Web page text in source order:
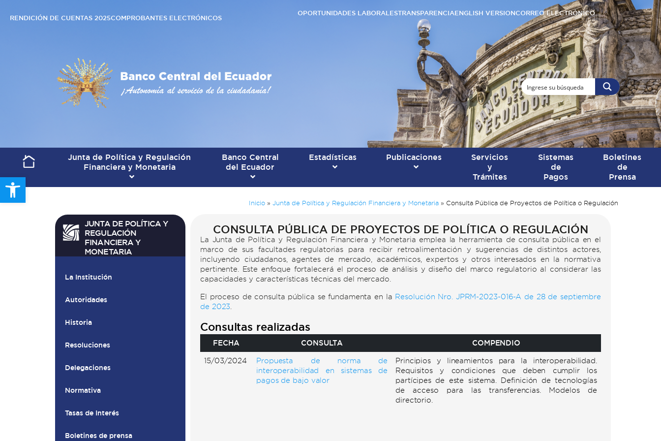
Open toolbar
RENDICIÓN DE CUENTAS 2025COMPROBANTES ELECTRÓNICOS
OPORTUNIDADES LABORALESTRANSPARENCIAENGLISH VERSIONCORREO ELECTRÓNICO
Junta de Política y Regulación
Financiera y Monetaria
Banco Central
del Ecuador
Estadísticas Publicaciones
Servicios
y
Trámites
Sistemas
de
Pagos
Boletines
de
Prensa
Inicio » Junta de Política y Regulación Financiera y Monetaria » Consulta Pública de Proyectos de Política o Regulación
JUNTA DE POLÍTICA Y
REGULACIÓN
FINANCIERA Y
MONETARIA
La Institución
Autoridades
Historia
Resoluciones
Delegaciones
Normativa
Tasas de Interés
Boletines de prensa
CONSULTA PÚBLICA DE PROYECTOS DE POLÍTICA O REGULACIÓN
La Junta de Política y Regulación Financiera y Monetaria emplea la herramienta de consulta pública en el
marco de sus facultades regulatorias para recibir retroalimentación y sugerencias de distintos actores,
incluyendo ciudadanos, agentes de mercado, académicos, expertos y otros interesados en la normativa
pertinente. Este enfoque fortalecerá el proceso de análisis y diseño del marco regulatorio al considerar las
capacidades y características técnicas del mercado.
El proceso de consulta pública se fundamenta en la Resolución Nro. JPRM-2023-016-A de 28 de septiembre
de 2023.
Consultas realizadas
FECHA CONSULTA
COMPENDIO
15/03/2024
Propuesta de norma de
interoperabilidad en sistemas de
pagos de bajo valor
Principios y lineamientos para la interoperabilidad.
Requisitos y condiciones que deben cumplir los
partícipes de este sistema. Definición de tecnologías
de acceso para las transferencias. Modelos de
directorio.